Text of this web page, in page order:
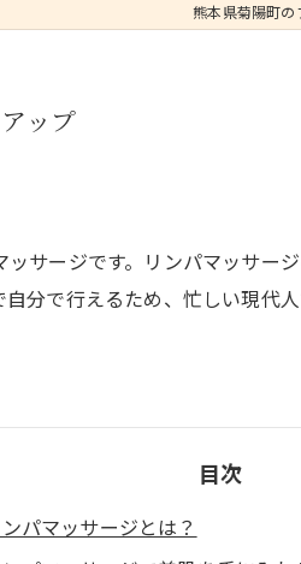
熊本県菊陽町
ップ
サージです。リンパマッサー
分で行えるため、忙しい現代
目次
パマッサージとは？